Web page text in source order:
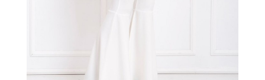
T-SHİRT & BLUZ